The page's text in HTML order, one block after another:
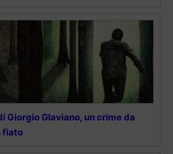
Giorgio Glaviano, un crime da
fiato